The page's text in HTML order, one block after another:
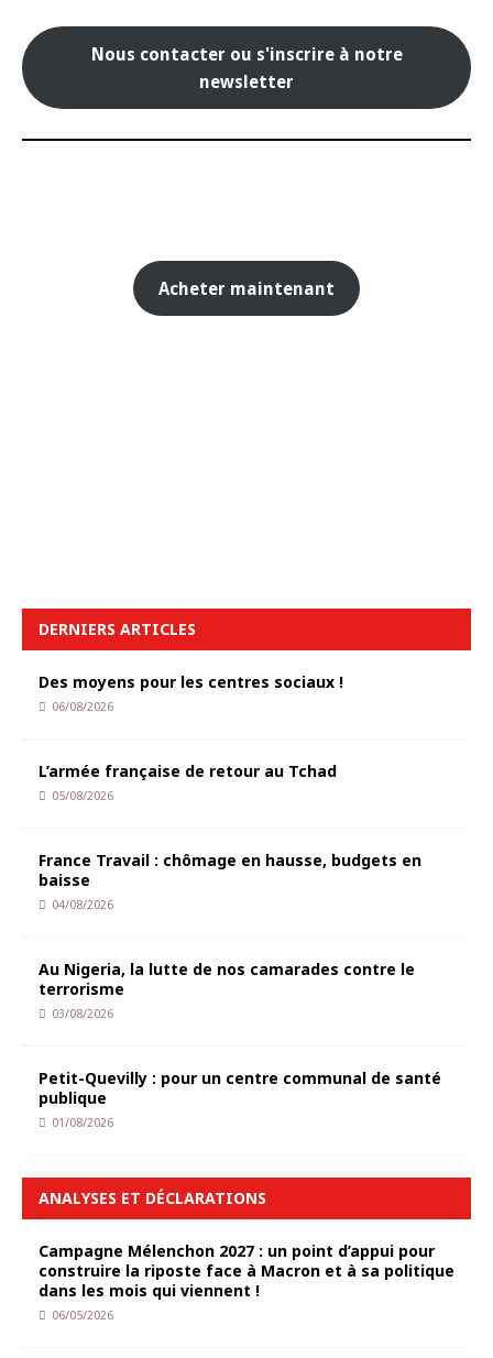
Nous contacter ou s'inscrire à notre
newsletter
Acheter maintenant
DERNIERS ARTICLES
Des moyens pour les centres sociaux !
06/08/2026
L’armée française de retour au Tchad
05/08/2026
France Travail : chômage en hausse, budgets en
baisse
04/08/2026
Au Nigeria, la lutte de nos camarades contre le
terrorisme
03/08/2026
Petit-Quevilly : pour un centre communal de santé
publique
01/08/2026
ANALYSES ET DÉCLARATIONS
Campagne Mélenchon 2027 : un point d’appui pour
construire la riposte face à Macron et à sa politique
dans les mois qui viennent !
06/05/2026